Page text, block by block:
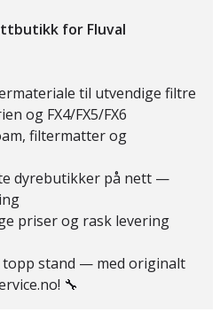
for Fluval
til utvendige filtre
og FX4/FX5/FX6
filtermatter og
dyrebutikker på nett —
priser og rask levering
stand — med originalt
🔧